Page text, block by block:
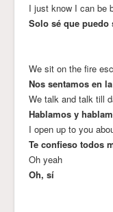
I just know I can be
Solo sé que puedo
We sit on the fire
Nos sentamos en
We talk and talk till
Hablamos y
I open up to you
Te confieso todos
Oh yeah
Oh, sí